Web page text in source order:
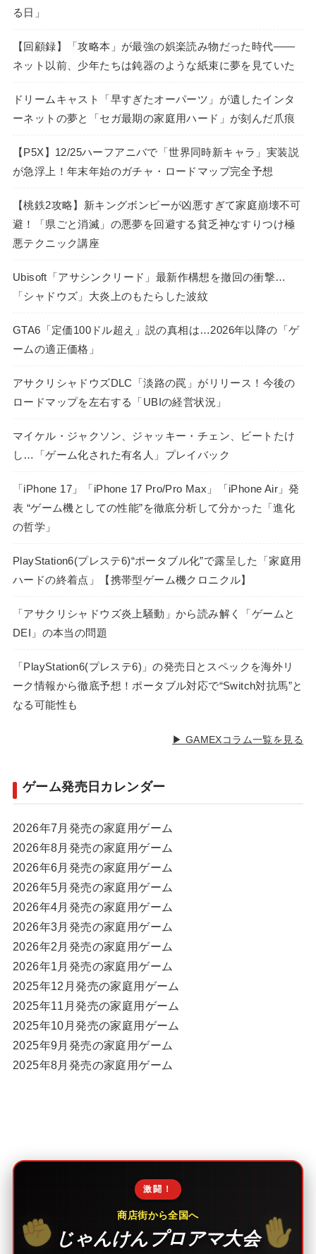
る日」
【回顧録】「攻略本」が最強の娯楽読み物だった時代――
ネット以前、少年たちは鈍器のような紙束に夢を見ていた
ドリームキャスト「早すぎたオーパーツ」が遺したインタ
ーネットの夢と「セガ最期の家庭用ハード」が刻んだ爪痕
【P5X】12/25ハーフアニバで「世界同時新キャラ」実装説
が急浮上！年末年始のガチャ・ロードマップ完全予想
【桃鉄2攻略】新キングボンビーが凶悪すぎて家庭崩壊不可
避！「県ごと消滅」の悪夢を回避する貧乏神なすりつけ極
悪テクニック講座
Ubisoft「アサシンクリード」最新作構想を撤回の衝撃…
「シャドウズ」大炎上のもたらした波紋
GTA6「定価100ドル超え」説の真相は…2026年以降の「ゲ
ームの適正価格」
アサクリシャドウズDLC「淡路の罠」がリリース！今後の
ロードマップを左右する「UBIの経営状況」
マイケル・ジャクソン、ジャッキー・チェン、ビートたけ
し…「ゲーム化された有名人」プレイバック
「iPhone 17」「iPhone 17 Pro/Pro Max」「iPhone Air」発
表 “ゲーム機としての性能”を徹底分析して分かった「進化
の哲学」
PlayStation6(プレステ6)“ポータブル化”で露呈した「家庭用
ハードの終着点」【携帯型ゲーム機クロニクル】
「アサクリシャドウズ炎上騒動」から読み解く「ゲームと
DEI」の本当の問題
「PlayStation6(プレステ6)」の発売日とスペックを海外リ
ーク情報から徹底予想！ポータブル対応で“Switch対抗馬”と
なる可能性も
▶ GAMEXコラム一覧を見る
ゲーム発売日カレンダー
2026年7月発売の家庭用ゲーム
2026年8月発売の家庭用ゲーム
2026年6月発売の家庭用ゲーム
2026年5月発売の家庭用ゲーム
2026年4月発売の家庭用ゲーム
2026年3月発売の家庭用ゲーム
2026年2月発売の家庭用ゲーム
2026年1月発売の家庭用ゲーム
2025年12月発売の家庭用ゲーム
2025年11月発売の家庭用ゲーム
2025年10月発売の家庭用ゲーム
2025年9月発売の家庭用ゲーム
2025年8月発売の家庭用ゲーム
激闘！
商店街から全国へ
じゃんけんプロアマ大会